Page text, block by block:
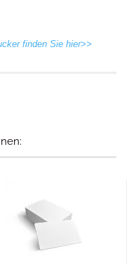
finden Sie hier>>